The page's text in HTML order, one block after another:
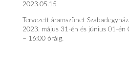
2023.05.15
Tervezett áramszünet
2023. május 31-én és június 01-én
– 16:00 óráig.